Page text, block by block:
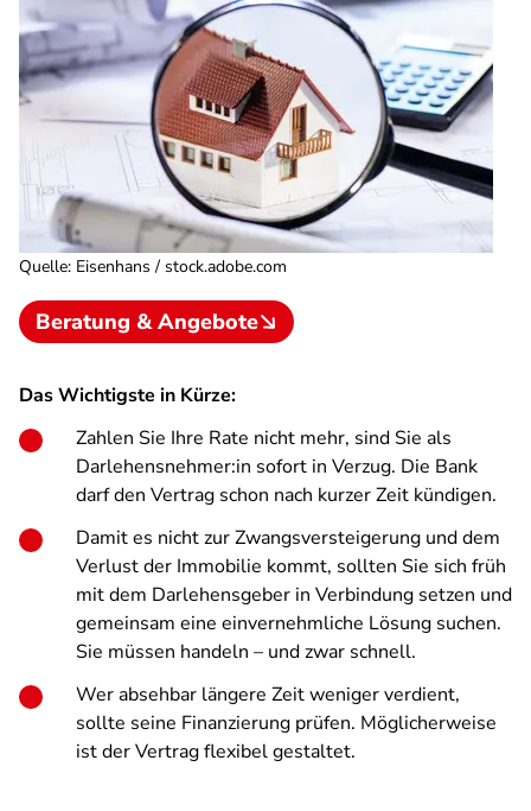
Quelle: Eisenhans / stock.adobe.com
Beratung & Angebote
Das Wichtigste in Kürze:
Zahlen Sie Ihre Rate nicht mehr, sind Sie als
Darlehensnehmer:in sofort in Verzug. Die Bank
darf den Vertrag schon nach kurzer Zeit kündigen.
Damit es nicht zur Zwangsversteigerung und dem
Verlust der Immobilie kommt, sollten Sie sich früh
mit dem Darlehensgeber in Verbindung setzen und
gemeinsam eine einvernehmliche Lösung suchen.
Sie müssen handeln – und zwar schnell.
Wer absehbar längere Zeit weniger verdient,
sollte seine Finanzierung prüfen. Möglicherweise
ist der Vertrag flexibel gestaltet.